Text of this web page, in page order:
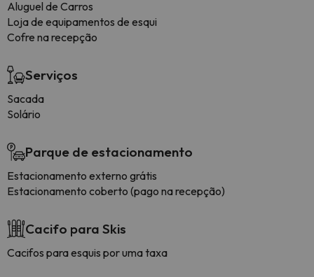
Aluguel de Carros
Loja de equipamentos de esqui
Cofre na recepção
Serviços
Sacada
Solário
Parque de estacionamento
Estacionamento externo grátis
Estacionamento coberto (pago na recepção)
Cacifo para Skis
Cacifos para esquis por uma taxa